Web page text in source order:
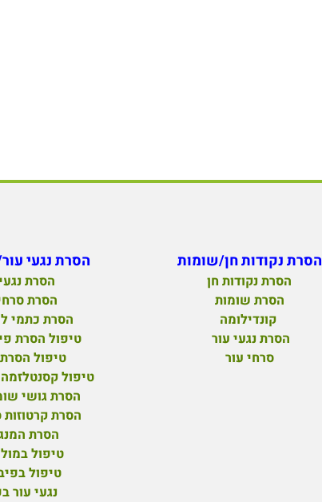
הסרת נקודות חן/שומות
הסרת נקודות חן
הסרת שומות
קונדילומה
הסרת נגעי עור
סרחי עור
הסרת נגעי
הסרת
הסרת
הסרת כתמי
טיפול הסרת
טיפול
טיפול
הסרת גושי
הסרת קרטוזות
הסרת
טיפול
טיפול
נגעי עור